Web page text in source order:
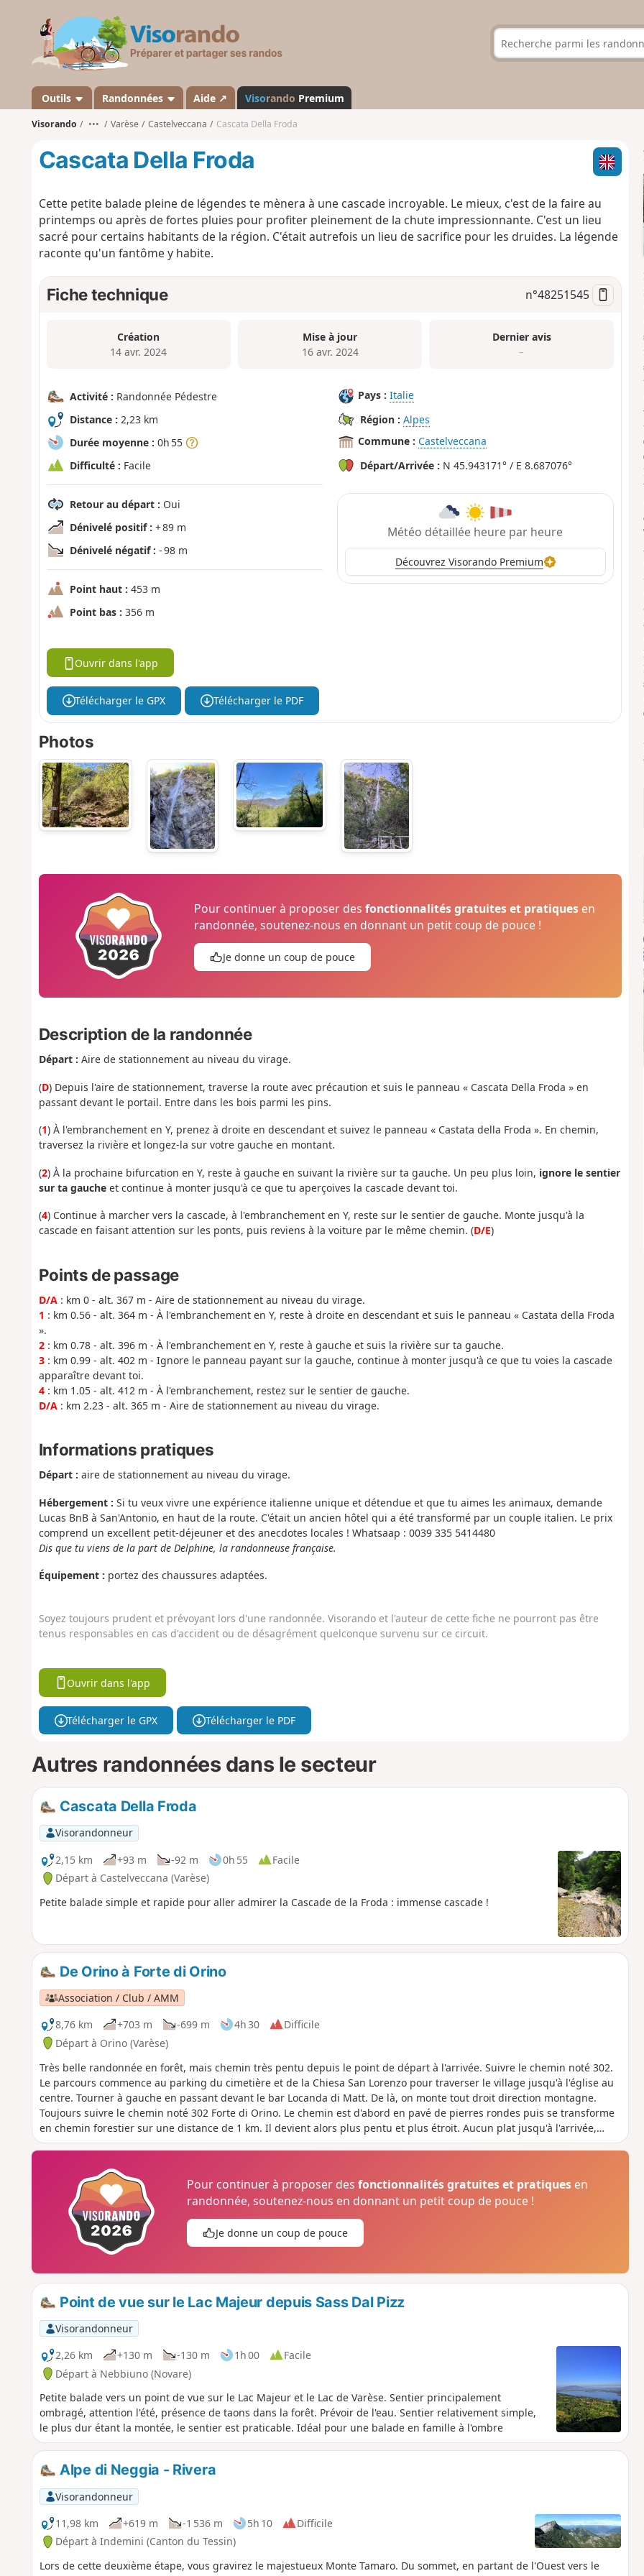
s
a
n
d
Outils Randonnées Aide ↗ Visorando Premium
Visorando ••• Varèse Castelveccana Cascata Della Froda
Cascata Della Froda
Cette petite balade pleine de légendes te mènera à une cascade incroyable. Le mieux, c'est de la faire au
printemps ou après de fortes pluies pour profiter pleinement de la chute impressionnante. C'est un lieu
sacré pour certains habitants de la région. C'était autrefois un lieu de sacrifice pour les druides. La légende
raconte qu'un fantôme y habite.
Fiche technique n°48251545
Création
14 avr. 2024
Mise à jour
16 avr. 2024
Dernier avis
–
Activité : Randonnée Pédestre
Distance : 2,23 km
Durée moyenne : 0h 55
Difficulté : Facile
Retour au départ : Oui
Dénivelé positif : + 89 m
Dénivelé négatif : - 98 m
Point haut : 453 m
Point bas : 356 m
Pays : Italie
Région : Alpes
Commune : Castelveccana
Départ/Arrivée : N 45.943171° / E 8.687076°
Météo détaillée heure par heure
Découvrez Visorando Premium
Ouvrir dans l'app
Télécharger le GPX Télécharger le PDF
Photos
Pour continuer à proposer desfonctionnalités gratuites et pratiques en
randonnée, soutenez-nous en donnant un petit coup de pouce !
Je donne un coup de pouce
Description de la randonnée
Départ : Aire de stationnement au niveau du virage.
(D) Depuis l'aire de stationnement, traverse la route avec précaution et suis le panneau « Cascata Della Froda » en
passant devant le portail. Entre dans les bois parmi les pins.
(1) À l'embranchement en Y, prenez à droite en descendant et suivez le panneau « Castata della Froda ». En chemin,
traversez la rivière et longez-la sur votre gauche en montant.
(2) À la prochaine bifurcation en Y, reste à gauche en suivant la rivière sur ta gauche. Un peu plus loin, ignore le sentier
sur ta gaucheet continue à monter jusqu'à ce que tu aperçoives la cascade devant toi.
(4) Continue à marcher vers la cascade, à l'embranchement en Y, reste sur le sentier de gauche. Monte jusqu'à la
cascade en faisant attention sur les ponts, puis reviens à la voiture par le même chemin. (D/E)
Points de passage
D/A: km 0 - alt. 367 m - Aire de stationnement au niveau du virage.
1 : km 0.56 - alt. 364 m - À l'embranchement en Y, reste à droite en descendant et suis le panneau « Castata della Froda
».
2: km 0.78 - alt. 396 m - À l'embranchement en Y, reste à gauche et suis la rivière sur ta gauche.
3: km 0.99 - alt. 402 m - Ignore le panneau payant sur la gauche, continue à monter jusqu'à ce que tu voies la cascade
apparaître devant toi.
4: km 1.05 - alt. 412 m - À l'embranchement, restez sur le sentier de gauche.
D/A: km 2.23 - alt. 365 m - Aire de stationnement au niveau du virage.
Informations pratiques
Départ : aire de stationnement au niveau du virage.
Hébergement : Si tu veux vivre une expérience italienne unique et détendue et que tu aimes les animaux, demande
Lucas BnB à San'Antonio, en haut de la route. C'était un ancien hôtel qui a été transformé par un couple italien. Le prix
comprend un excellent petit-déjeuner et des anecdotes locales ! Whatsaap : 0039 335 5414480
Dis que tu viens de la part de Delphine, la randonneuse française.
Équipement : portez des chaussures adaptées.
Soyez toujours prudent et prévoyant lors d'une randonnée. Visorando et l'auteur de cette fiche ne pourront pas être
tenus responsables en cas d'accident ou de désagrément quelconque survenu sur ce circuit.
Ouvrir dans l'app
Télécharger le GPX Télécharger le PDF
Autres randonnées dans le secteur
Cascata Della Froda
Visorandonneur
2,15 km
+93 m -92 m 0h 55
Facile
Départ à Castelveccana (Varèse)
Petite balade simple et rapide pour aller admirer la Cascade de la Froda : immense cascade !
De Orino à Forte di Orino
Association / Club / AMM
8,76 km
+703 m -699 m 4h 30
Difficile
Départ à Orino (Varèse)
Très belle randonnée en forêt, mais chemin très pentu depuis le point de départ à l'arrivée. Suivre le chemin noté 302.
Le parcours commence au parking du cimetière et de la Chiesa San Lorenzo pour traverser le village jusqu'à l'église au
centre. Tourner à gauche en passant devant le bar Locanda di Matt. De là, on monte tout droit direction montagne.
Toujours suivre le chemin noté 302 Forte di Orino. Le chemin est d'abord en pavé de pierres rondes puis se transforme
en chemin forestier sur une distance de 1 km. Il devient alors plus pentu et plus étroit. Aucun plat jusqu'à l'arrivée,
mais arrivé au sommet, la vue est magnifique à 360 degrés. Au nord, vue sur les Alpes avec le massif principal du Mont
est idéal au printemps et en été lorsque les feuilles des arbres assurent l'ombre.Retour au point de départ par le même
chemin. Temps écourté pour la descente.Pour continuer à proposer desfonctionnalités gratuites et pratiques en
randonnée, soutenez-nous en donnant un petit coup de pouce !
Je donne un coup de pouce
Point de vue sur le Lac Majeur depuis Sass Dal Pizz
Visorandonneur
2,26 km
+130 m -130 m 1h 00
Facile
Départ à Nebbiuno (Novare)
Petite balade vers un point de vue sur le Lac Majeur et le Lac de Varèse. Sentier principalement
ombragé, attention l'été, présence de taons dans la forêt. Prévoir de l'eau. Sentier relativement simple,
le plus dur étant la montée, le sentier est praticable. Idéal pour une balade en famille à l'ombre
Alpe di Neggia - Rivera
Visorandonneur
11,98 km
+619 m -1 536 m 5h 10
Difficile
Départ à Indemini (Canton du Tessin)
Lors de cette deuxième étape, vous gravirez le majestueux Monte Tamaro. Du sommet, en partant de l'Ouest vers le